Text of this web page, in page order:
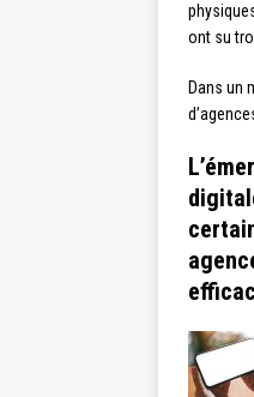
ont su
Dans un